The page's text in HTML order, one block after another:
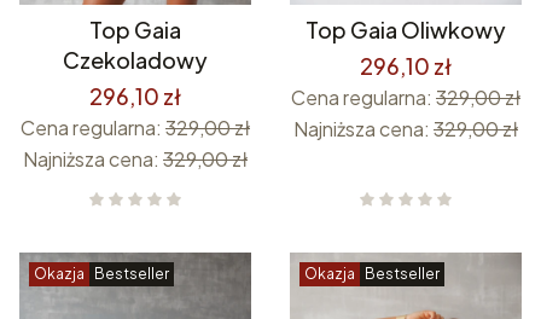
Top Gaia
Czekoladowy
296,10 zł
Cena regularna: 329,00 zł
Najniższa cena: 329,00 zł
Top Gaia Oliwkowy
296,10 zł
Cena regularna: 329,00 zł
Najniższa cena: 329,00 zł
Okazja Bestseller Okazja Bestseller